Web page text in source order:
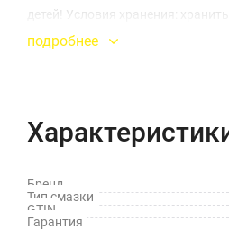
детей! Условия хранения:
со дня изготовления при
подробнее
Бренд
Тип смазки
GTIN
Гарантия